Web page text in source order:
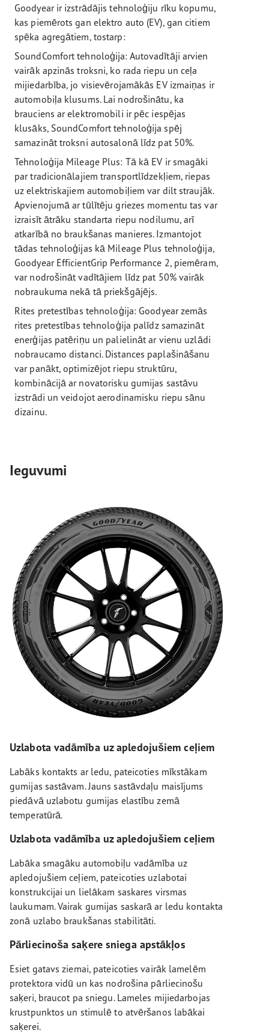
Goodyear ir izstrādājis tehnoloģiju rīku kopumu,
kas piemērots gan elektro auto (EV), gan citiem
spēka agregātiem, tostarp:
SoundComfort tehnoloģija: Autovadītāji arvien
vairāk apzinās troksni, ko rada riepu un ceļa
mijiedarbība, jo visievērojamākās EV izmaiņas ir
automobiļa klusums. Lai nodrošinātu, ka
brauciens ar elektromobili ir pēc iespējas
klusāks, SoundComfort tehnoloģija spēj
samazināt troksni autosalonā līdz pat 50%.
Tehnoloģija Mileage Plus: Tā kā EV ir smagāki
par tradicionālajiem transportlīdzekļiem, riepas
uz elektriskajiem automobiļiem var dilt straujāk.
Apvienojumā ar tūlītēju griezes momentu tas var
izraisīt ātrāku standarta riepu nodilumu, arī
atkarībā no braukšanas manieres. Izmantojot
tādas tehnoloģijas kā Mileage Plus tehnoloģija,
Goodyear EfficientGrip Performance 2, piemēram,
var nodrošināt vadītājiem līdz pat 50% vairāk
nobraukuma nekā tā priekšgājējs.
Rites pretestības tehnoloģija: Goodyear zemās
rites pretestības tehnoloģija palīdz samazināt
enerģijas patēriņu un palielināt ar vienu uzlādi
nobraucamo distanci. Distances paplašināšanu
var panākt, optimizējot riepu struktūru,
kombinācijā ar novatorisku gumijas sastāvu
izstrādi un veidojot aerodinamisku riepu sānu
dizainu.
Ieguvumi
Uzlabota vadāmība uz apledojušiem ceļiem
Labāks kontakts ar ledu, pateicoties mīkstākam
gumijas sastāvam. Jauns sastāvdaļu maisījums
piedāvā uzlabotu gumijas elastību zemā
temperatūrā.
Uzlabota vadāmība uz apledojušiem ceļiem
Labāka smagāku automobiļu vadāmība uz
apledojušiem ceļiem, pateicoties uzlabotai
konstrukcijai un lielākam saskares virsmas
laukumam. Vairak gumijas saskarā ar ledu kontakta
zonā uzlabo braukšanas stabilitāti.
Pārliecinoša saķere sniega apstākļos
Esiet gatavs ziemai, pateicoties vairāk lamelēm
protektora vidū un kas nodrošina pārliecinošu
saķeri, braucot pa sniegu. Lameles mijiedarbojas
krustpunktos un stimulē to atvēršanos labākai
saķerei.